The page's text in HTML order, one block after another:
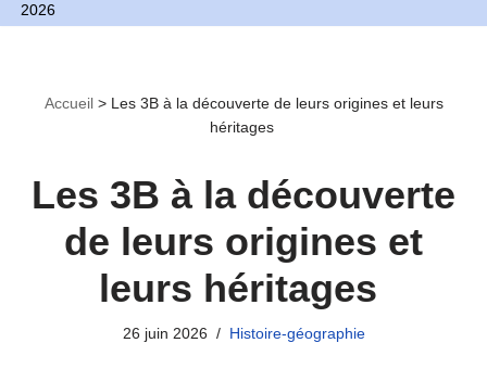
2026
Accueil> Les 3B à la découverte de leurs origines et leurs
héritages
Les 3B à la découverte
de leurs origines et
leurs héritages
26 juin 2026 Histoire-géographie